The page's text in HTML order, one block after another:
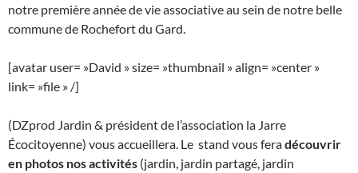
notre première année de vie associative au sein de notre belle
commune de Rochefort du Gard.
[avatar user= »David » size= »thumbnail » align= »center »
link= »file » /]
(DZprod Jardin & président de l’association la Jarre
Écocitoyenne) vous accueillera. Le stand vous feradécouvrir
en photos nos activités (jardin, jardin partagé, jardin